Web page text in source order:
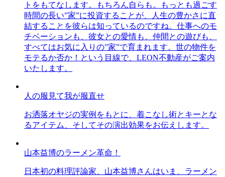
トをもてなします。もちろん自らも。もっとも過ごす
時間の長い”家”に投資することが、人生の豊かさに直
結することを彼らは知っているのですね。仕事へのモ
チベーションも、彼女との愛情も、仲間との遊びも、
すべてはお気に入りの”家”で育まれます。世の物件を
モテるか否か！という目線で、LEON不動産がご案内
いたします。
人の服見て我が服直せ
お洒落オヤジの実例をもとに、着こなし術とキーとな
るアイテム、そしてその演出効果をお伝えします。
山本益博のラーメン革命！
日本初の料理評論家、山本益博さんはいま、ラーメン